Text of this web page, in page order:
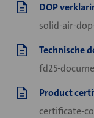
DOP
solid-air-
Technische
fd25-
Product
certificate-